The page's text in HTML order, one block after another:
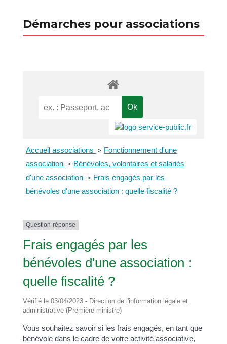
Démarches pour associations
Accueil associations > Fonctionnement d'une
association > Bénévoles, volontaires et salariés
d'une association > Frais engagés par les
bénévoles d'une association : quelle fiscalité ?
Question-réponse
Frais engagés par les
bénévoles d'une association :
quelle fiscalité ?
Vérifié le 03/04/2023 - Direction de l'information légale et
administrative (Première ministre)
Vous souhaitez savoir si les frais engagés, en tant que
bénévole dans le cadre de votre activité associative,